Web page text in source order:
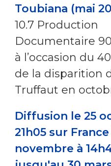
Toubiana (mai
10.7 Production
Documentaire
à l’occasion du
de la disparition
Truffaut en
Diffusion le 25
21h05 sur
novembre à